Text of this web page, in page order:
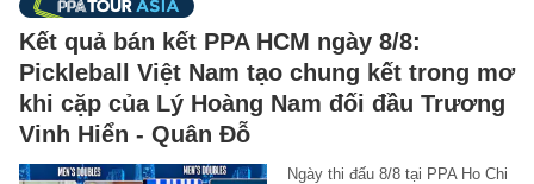
Kết quả bán kết PPA HCM ngày 8/8:
Pickleball Việt Nam tạo chung kết trong mơ
khi cặp của Lý Hoàng Nam đối đầu Trương
Vinh Hiển - Quân Đỗ
Ngày thi đấu 8/8 tại PPA Ho Chi